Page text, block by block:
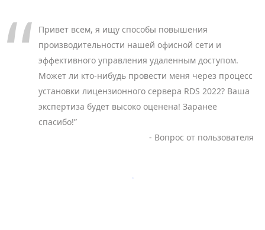
Привет всем, я ищу способы повышения
производительности нашей офисной сети и
эффективного управления удаленным доступом.
Может ли кто-нибудь провести меня через процесс
установки лицензионного сервера RDS 2022? Ваша
экспертиза будет высоко оценена! Заранее
спасибо!”
- Вопрос от пользователя